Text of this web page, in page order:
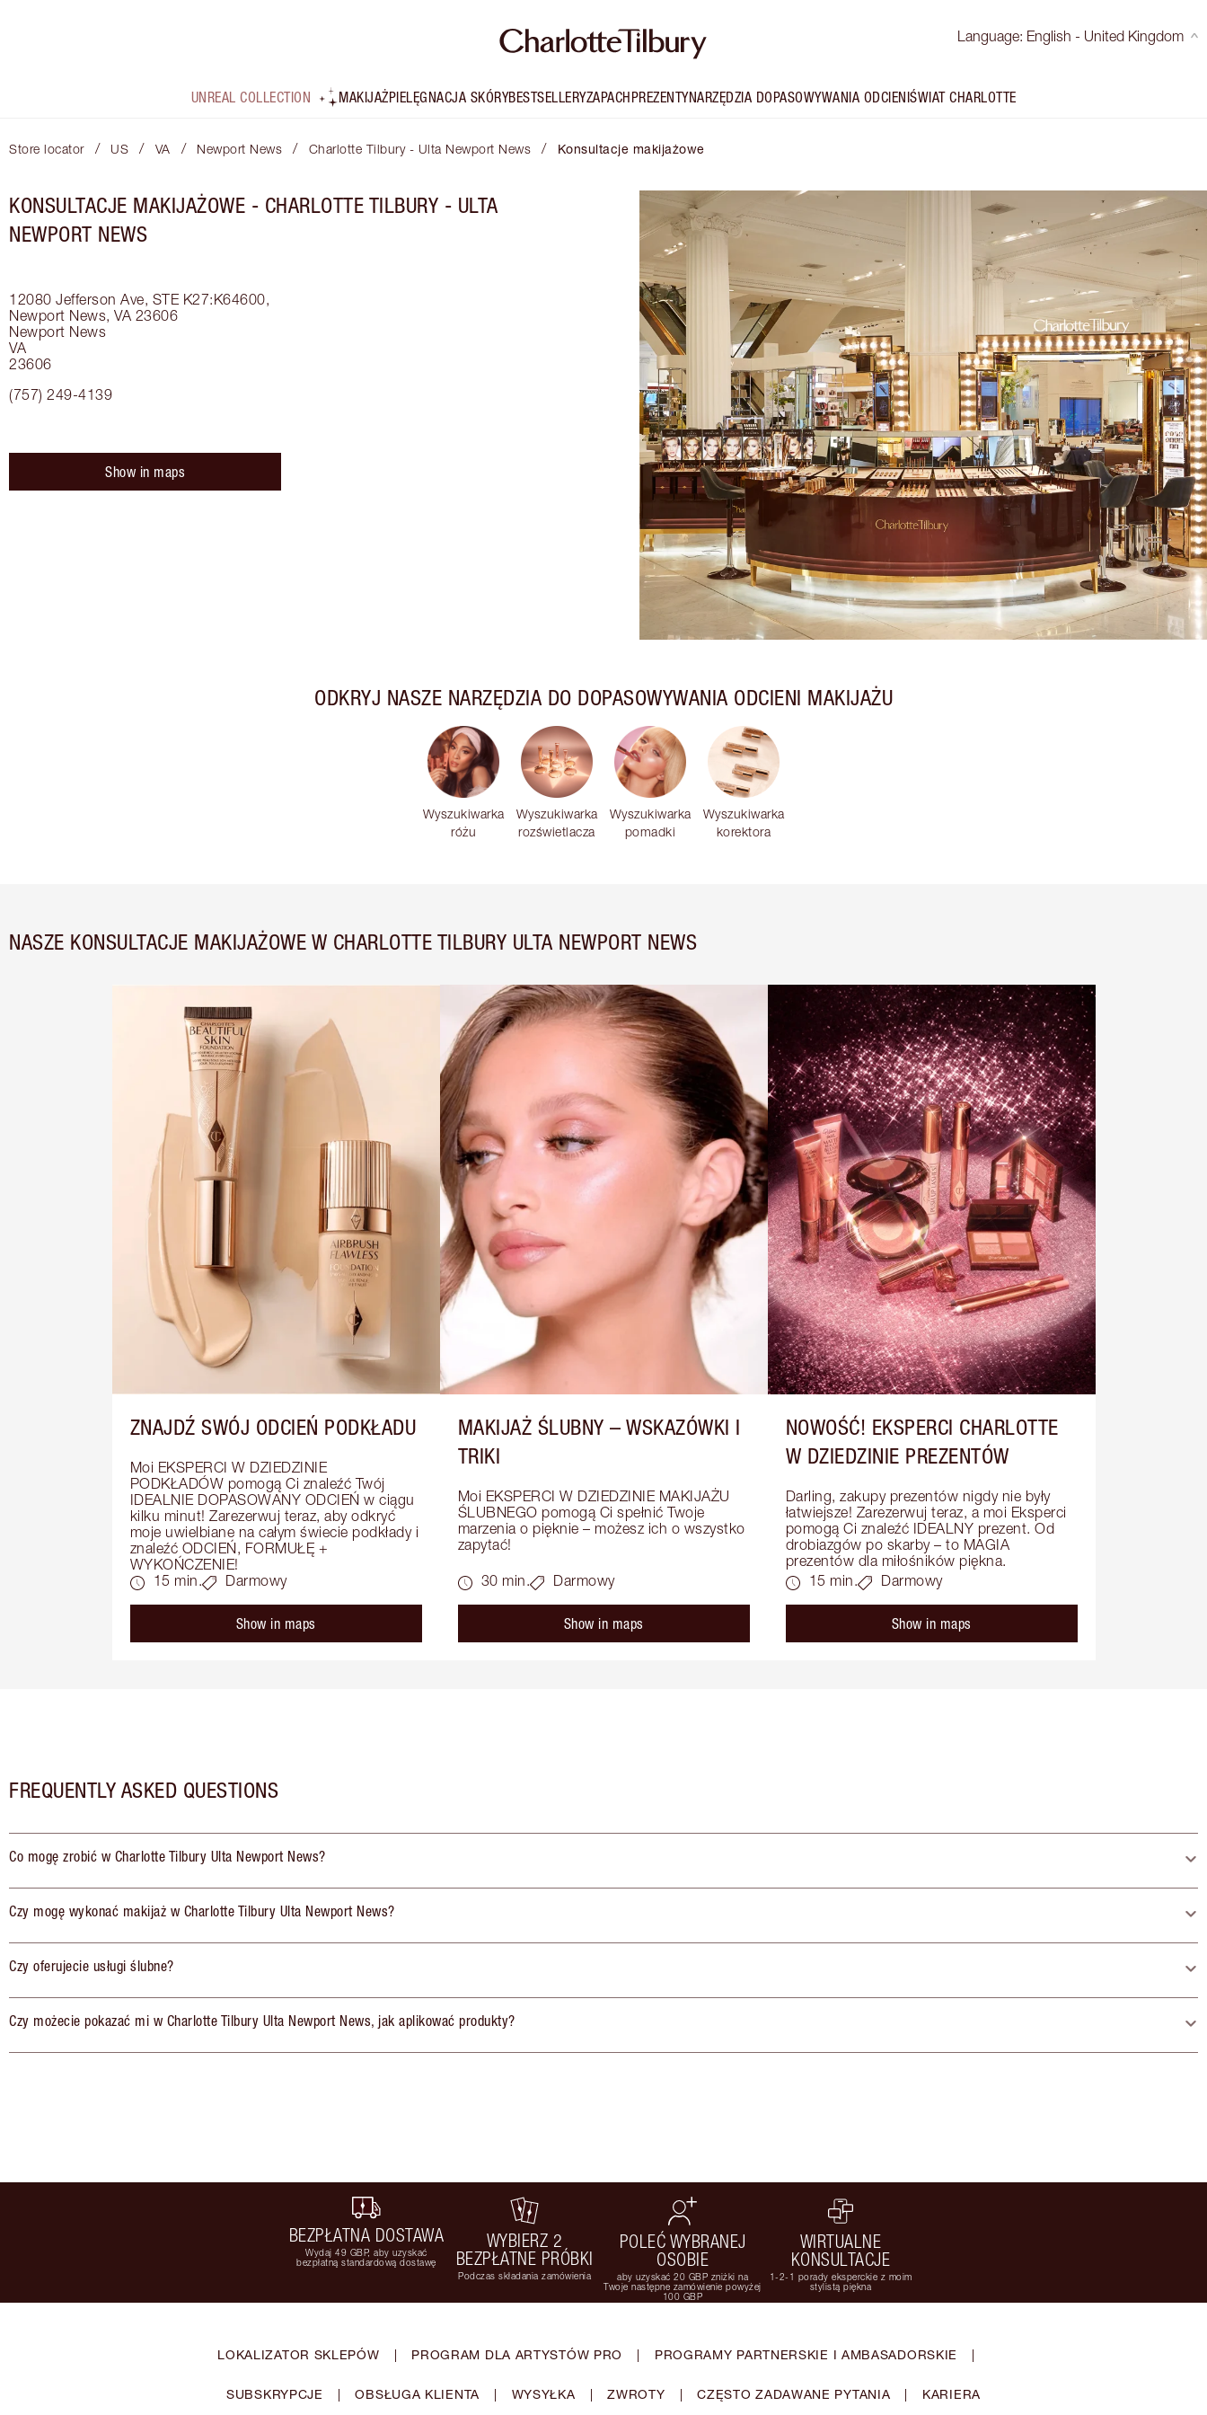
Language: English - United Kingdom
UNREAL COLLECTION MAKIJAŻPIELĘGNACJA SKÓRYBESTSELLERYZAPACHPREZENTYNARZĘDZIA DOPASOWYWANIA ODCIENIŚWIAT CHARLOTTE
Store locator / US / VA / Newport News / Charlotte Tilbury - Ulta Newport News / Konsultacje makijażowe
KONSULTACJE MAKIJAŻOWE - CHARLOTTE TILBURY - ULTA
NEWPORT NEWS
12080 Jefferson Ave, STE K27:K64600,
Newport News, VA 23606
Newport News
VA
23606
(757) 249-4139
Show in maps
ODKRYJ NASZE NARZĘDZIA DO DOPASOWYWANIA ODCIENI MAKIJAŻU
Wyszukiwarka
różu
Wyszukiwarka
rozświetlacza
Wyszukiwarka
pomadki
Wyszukiwarka
korektora
NASZE KONSULTACJE MAKIJAŻOWE W CHARLOTTE TILBURY ULTA NEWPORT NEWS
ZNAJDŹ SWÓJ ODCIEŃ PODKŁADU
Moi EKSPERCI W DZIEDZINIE
PODKŁADÓW pomogą Ci znaleźć Twój
IDEALNIE DOPASOWANY ODCIEŃ w ciągu
kilku minut! Zarezerwuj teraz, aby odkryć
moje uwielbiane na całym świecie podkłady i
znaleźć ODCIEŃ, FORMUŁĘ +
WYKOŃCZENIE!
15 min.
Darmowy
Show in maps
MAKIJAŻ ŚLUBNY – WSKAZÓWKI I
TRIKI
Moi EKSPERCI W DZIEDZINIE MAKIJAŻU
ŚLUBNEGO pomogą Ci spełnić Twoje
marzenia o pięknie – możesz ich o wszystko
zapytać!
30 min. Darmowy
Show in maps
NOWOŚĆ! EKSPERCI CHARLOTTE
W DZIEDZINIE PREZENTÓW
Darling, zakupy prezentów nigdy nie były
łatwiejsze! Zarezerwuj teraz, a moi Eksperci
pomogą Ci znaleźć IDEALNY prezent. Od
drobiazgów po skarby – to MAGIA
prezentów dla miłośników piękna.
15 min.
Darmowy
Show in maps
FREQUENTLY ASKED QUESTIONS
Co mogę zrobić w Charlotte Tilbury Ulta Newport News?
Czy mogę wykonać makijaż w Charlotte Tilbury Ulta Newport News?
Czy oferujecie usługi ślubne?
Czy możecie pokazać mi w Charlotte Tilbury Ulta Newport News, jak aplikować produkty?
BEZPŁATNA DOSTAWA
Wydaj 49 GBP, aby uzyskać
bezpłatną standardową dostawę
WYBIERZ 2
BEZPŁATNE PRÓBKI
Podczas składania zamówienia
POLEĆ WYBRANEJ
OSOBIE
aby uzyskać 20 GBP zniżki na
Twoje następne zamówienie powyżej
100 GBP
WIRTUALNE
KONSULTACJE
1-2-1 porady eksperckie z moim
stylistą piękna
LOKALIZATOR SKLEPÓW | PROGRAM DLA ARTYSTÓW PRO | PROGRAMY PARTNERSKIE I AMBASADORSKIE |
SUBSKRYPCJE | OBSŁUGA KLIENTA | WYSYŁKA | ZWROTY | CZĘSTO ZADAWANE PYTANIA | KARIERA